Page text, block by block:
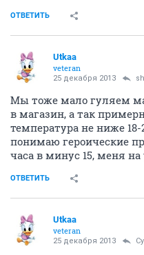
ОТВЕТИТЬ
Utkaa
veteran
25 декабря 2013
Мы тоже мало гуляем
в магазин, а так
температура не ниже
понимаю героические
часа в минус 15, меня
ОТВЕТИТЬ
Utkaa
veteran
25 декабря 2013